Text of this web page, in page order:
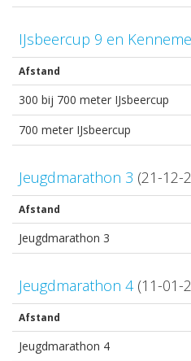
IJsbeercup 9 en
Afstand
300 bij 700 meter IJsbeercup
700 meter IJsbeercup
Jeugdmarathon 3 (21-12-
Afstand
Jeugdmarathon 3
Jeugdmarathon 4(11-01-
Afstand
Jeugdmarathon 4